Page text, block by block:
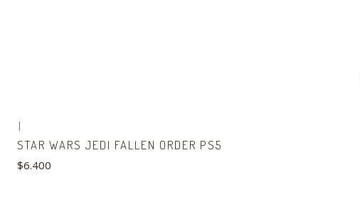
|
STAR WARS JEDI FALLEN ORDER PS5
$6.400